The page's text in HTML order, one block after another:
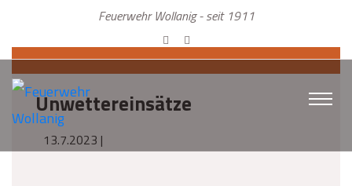
Feuerwehr Wollanig - seit 1911
Unwettereinsätze
13.7.2023 |